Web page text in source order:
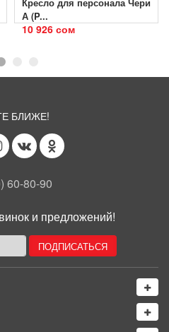
А (P...
10 926 сом
БЛИЖЕ!
60-80-90
и предложений!